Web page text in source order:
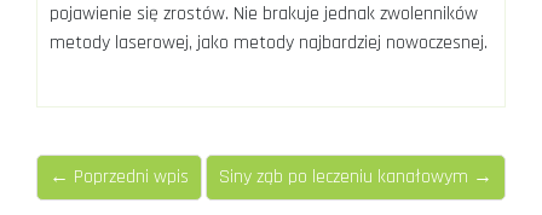
pojawienie się zrostów. Nie brakuje jednak zwolenników
metody laserowej, jako metody najbardziej nowoczesnej.
← Poprzedni wpis Siny ząb po leczeniu kanałowym →